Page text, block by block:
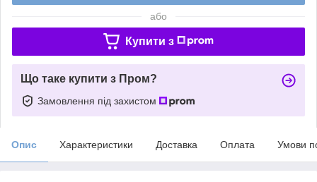
або
Купити з
Що таке купити з Пром?
Замовлення під захистом
Опис Характеристики Доставка Оплата Умови